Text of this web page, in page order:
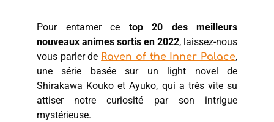
Pour entamer ce top 20 des meilleurs
nouveaux animes sortis en 2022, laissez-nous
vous parler de Raven of the Inner Palace,
une série basée sur un light novel de
Shirakawa Kouko et Ayuko, qui a très vite su
attiser notre curiosité par son intrigue
mystérieuse.